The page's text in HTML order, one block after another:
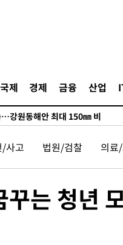
국제 경제 금융 산업
강원동해안 최대 150㎜ 비
강원동해안 최대 150㎜ 비
감…S&P 0.6% 나스닥 1.3%↑
사고 법원/검찰 의료
꾸는 청년